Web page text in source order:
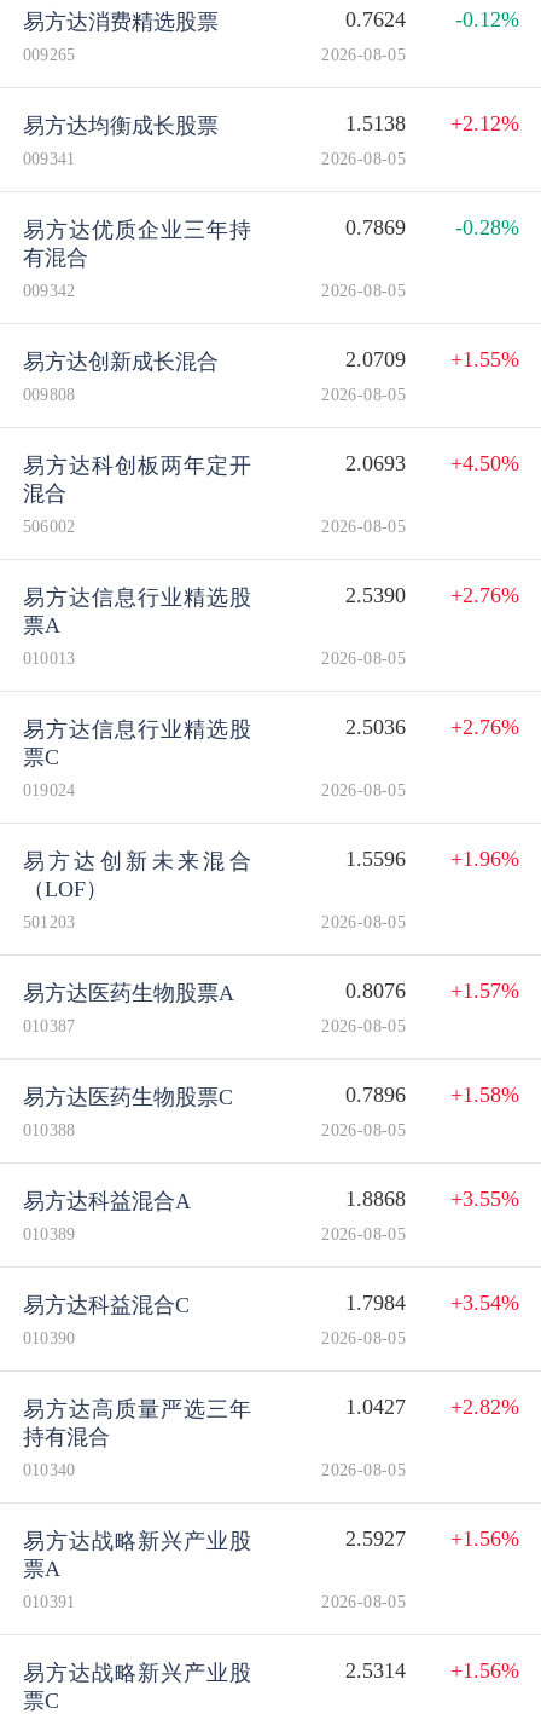
易方达消费精选股票 0.7624 -0.12%
009265 2026-08-05
易方达均衡成长股票 1.5138 +2.12%
009341 2026-08-05
易方达优质企业三年持
有混合
0.7869 -0.28%
009342 2026-08-05
易方达创新成长混合 2.0709 +1.55%
009808 2026-08-05
易方达科创板两年定开
混合
2.0693 +4.50%
506002 2026-08-05
易方达信息行业精选股
票A
2.5390 +2.76%
010013 2026-08-05
易方达信息行业精选股
票C
2.5036 +2.76%
019024 2026-08-05
易方达创新未来混合
（LOF）
1.5596 +1.96%
501203 2026-08-05
易方达医药生物股票A 0.8076 +1.57%
010387 2026-08-05
易方达医药生物股票C 0.7896 +1.58%
010388 2026-08-05
易方达科益混合A 1.8868 +3.55%
010389 2026-08-05
易方达科益混合C 1.7984 +3.54%
010390 2026-08-05
易方达高质量严选三年
持有混合
1.0427 +2.82%
010340 2026-08-05
易方达战略新兴产业股
票A
2.5927 +1.56%
010391 2026-08-05
易方达战略新兴产业股
票C
2.5314 +1.56%